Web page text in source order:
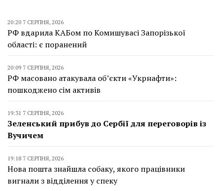
20:20 7 СЕРПНЯ, 2026
РФ вдарила КАБом по Комишувасі Запорізької
області: є поранений
20:09 7 СЕРПНЯ, 2026
РФ масовано атакувала об’єкти «Укрнафти»:
пошкоджено сім активів
19:31 7 СЕРПНЯ, 2026
Зеленський прибув до Сербії для переговорів із
Вучичем
19:18 7 СЕРПНЯ, 2026
Нова пошта знайшла собаку, якого працівники
вигнали з відділення у спеку